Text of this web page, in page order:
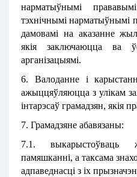
нарматыўнымі
тэхнічнымі нарматыўнымі
дамовамі на аказанне
якія заключаюцца ва
арганізацыямі.
6. Валоданне і
ажыццяўляюцца з улікам
інтарэсаў грамадзян,
7. Грамадзяне абавязаны:
7.1.
памяшканні, а таксама
адпаведнасці з іх